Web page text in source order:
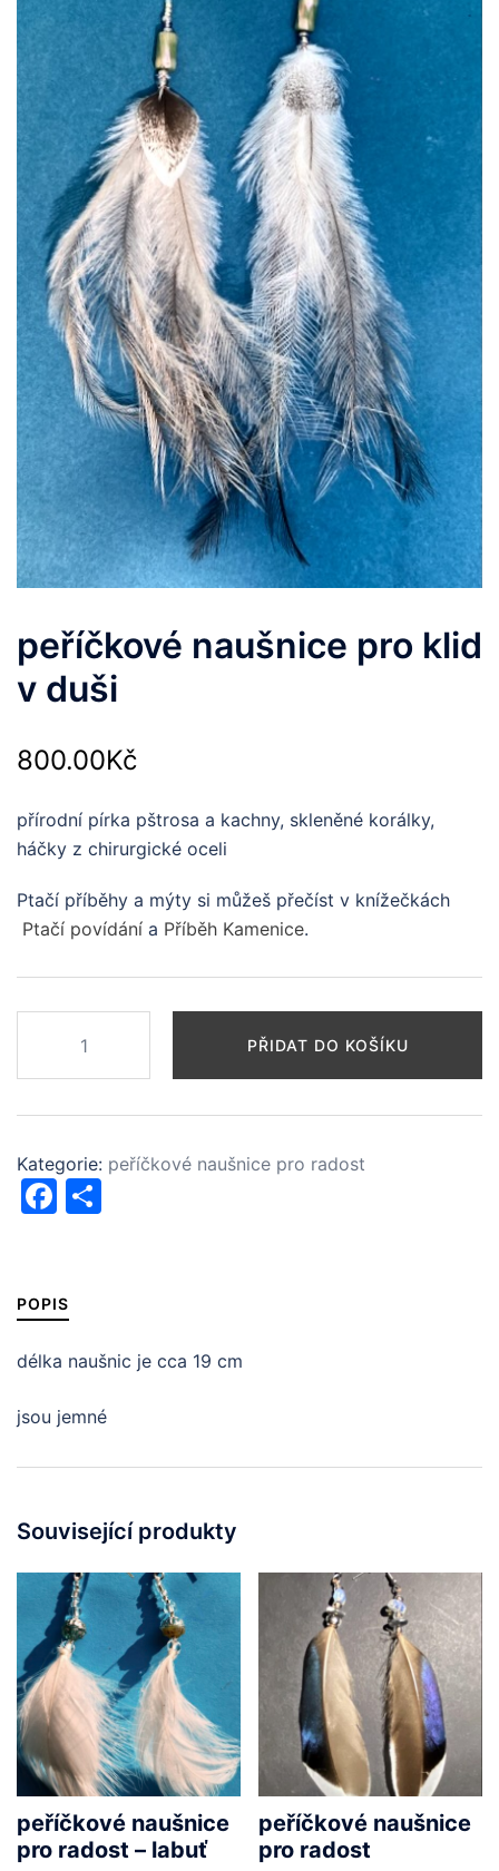
peříčkové naušnice pro klid
v duši
800.00Kč
přírodní pírka pštrosa a kachny, skleněné korálky,
háčky z chirurgické oceli
Ptačí příběhy a mýty si můžeš přečíst v knížečkách
Ptačí povídání a Příběh Kamenice.
naušnice
pro
klid
duši
množství
PŘIDAT DO KOŠÍKU
Kategorie: peříčkové naušnice pro radost
Facebook
POPIS
délka naušnic je cca 19 cm
jsou jemné
Související produkty
peříčkové naušnice
pro radost – labuť
peříčkové naušnice
pro radost